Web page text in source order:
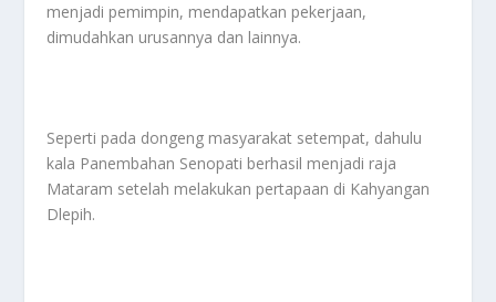
menjadi pemimpin, mendapatkan pekerjaan,
dimudahkan urusannya dan lainnya.
Seperti pada dongeng masyarakat setempat, dahulu
kala Panembahan Senopati berhasil menjadi raja
Mataram setelah melakukan pertapaan di Kahyangan
Dlepih.